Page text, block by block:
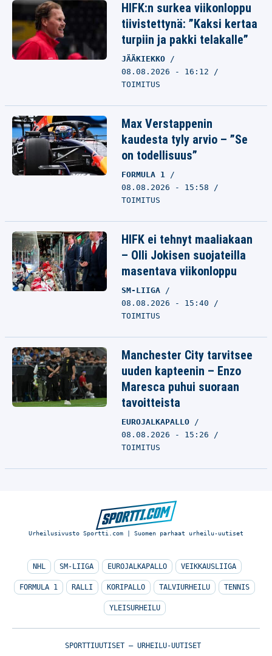
HIFK:n surkea viikonloppu
tiivistettynä: ”Kaksi kertaa
turpiin ja pakki telakalle”
JÄÄKIEKKO
08.08.2026 - 16:12
TOIMITUS
Max Verstappenin
kaudesta tyly arvio – ”Se
on todellisuus”
FORMULA 1
08.08.2026 - 15:58
TOIMITUS
HIFK ei tehnyt maaliakaan
– Olli Jokisen suojateilla
masentava viikonloppu
SM-LIIGA
08.08.2026 - 15:40
TOIMITUS
Manchester City tarvitsee
uuden kapteenin – Enzo
Maresca puhui suoraan
tavoitteista
EUROJALKAPALLO
08.08.2026 - 15:26
TOIMITUS
Urheilusivusto Sportti.com | Suomen parhaat urheilu-uutiset
NHL SM-LIIGA EUROJALKAPALLO VEIKKAUSLIIGA
FORMULA 1 RALLI KORIPALLO TALVIURHEILU TENNIS
YLEISURHEILU
SPORTTIUUTISET – URHEILU-UUTISET